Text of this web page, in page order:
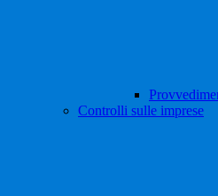
Controlli sulle imprese